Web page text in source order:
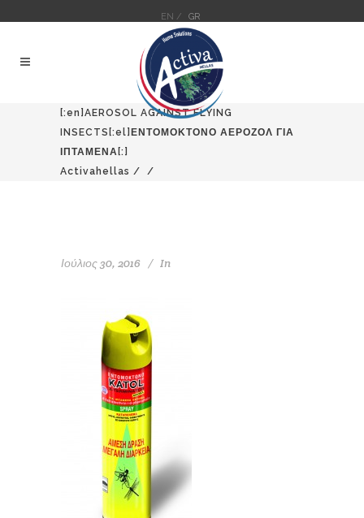
EN / GR
[:en]AEROSOL AGAINST FLYING
INSECTS[:el]ΕΝΤΟΜΟΚΤΟΝΟ ΑΕΡΟΖΟΛ ΓΙΑ
ΙΠΤΑΜΕΝΑ[:]
Activahellas / /
Ιούλιος 30, 2016 In